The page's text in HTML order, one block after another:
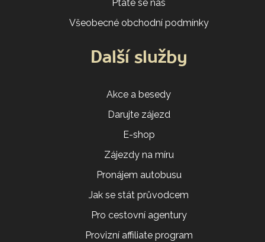
Ptáte se nás
Všeobecné obchodní podmínky
Další služby
Akce a besedy
Darujte zájezd
E-shop
Zájezdy na míru
Pronájem autobusu
Jak se stát průvodcem
Pro cestovní agentury
Provizní affiliate program